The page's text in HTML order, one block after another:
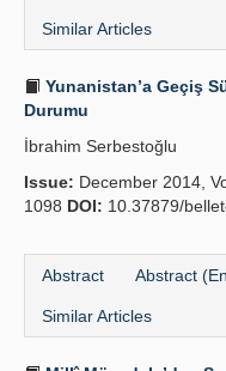
Similar Articles
Yunanistan’a Geçiş
Durumu
İbrahim Serbestoğlu
Issue: December 2014,
1098 DOI: 10.37879/
Abstract Abstract
Similar Articles